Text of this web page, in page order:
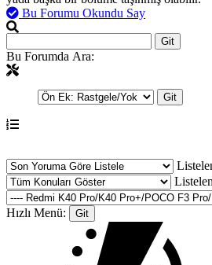
Bu Forumu Okundu Say
Bu Forumda Ara:
Hızlı Menü: